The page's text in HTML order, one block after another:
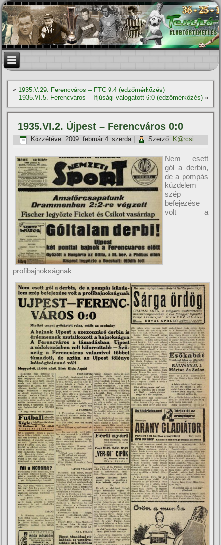
« 1935.V.29. Ferencváros – FTC 9:4 (edzőmérkőzés)
1935.VI.5. Ferencváros – Ifjúsági válogatott 6:0 (edzőmérkőzés)»
1935.VI.2. Újpest – Ferencváros 0:0
Közzétéve: 2009. február 4. szerda| Szerző: K@rcsi
Nem esett
gól a derbin,
de a pompás
küzdelem
szép
befejezése
volt a
profibajnokságnak